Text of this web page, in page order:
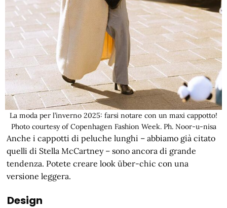
La moda per l’inverno 2025: farsi notare con un maxi cappotto!
Photo courtesy of Copenhagen Fashion Week. Ph. Noor-u-nisa
Anche i cappotti di peluche lunghi – abbiamo già citato
quelli di Stella McCartney – sono ancora di grande
tendenza. Potete creare look über-chic con una
versione leggera.
Design